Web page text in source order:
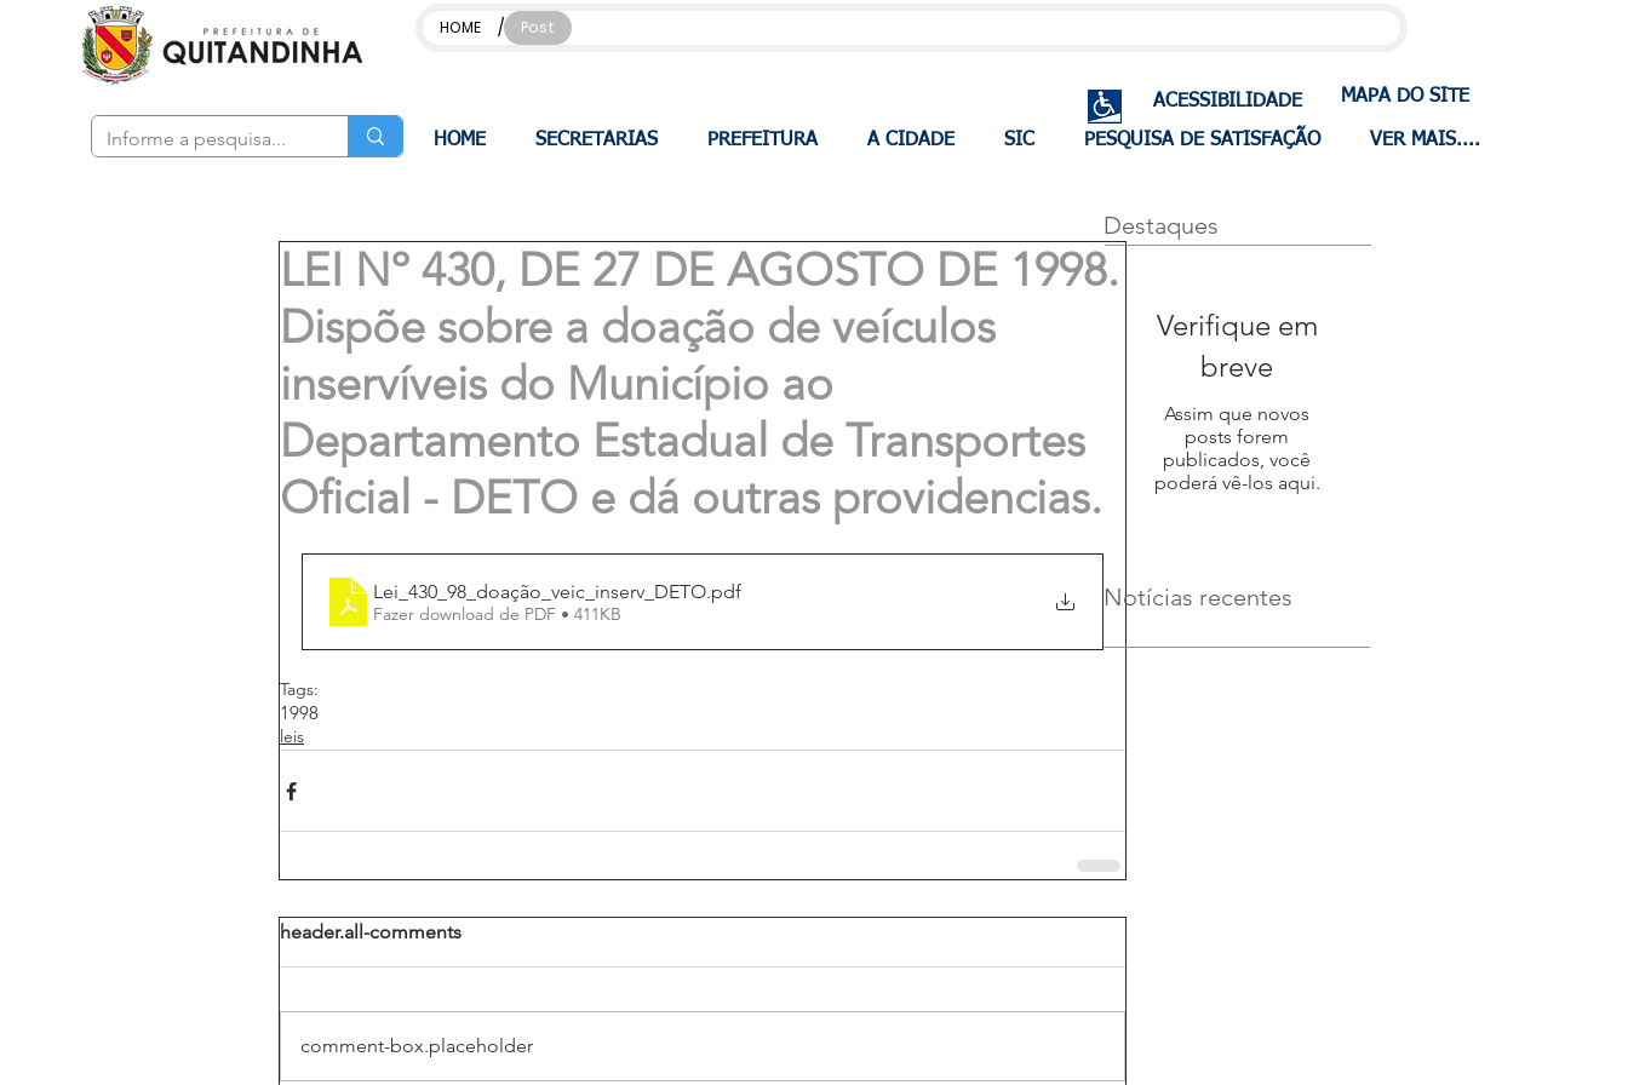
HOME / Post
ACESSIBILIDADE MAPA DO SITE
HOME SECRETARIAS PREFEITURA A CIDADE SIC PESQUISA DE SATISFAÇÃO VER MAIS....
LEI Nº 430, DE 27 DE AGOSTO DE 1998.
Dispõe sobre a doação de veículos
inservíveis do Município ao
Departamento Estadual de Transportes
Oficial - DETO e dá outras providencias.
Lei_430_98_doação_veic_inserv_DETO.pdf
Fazer download de PDF • 411KB
Tags:
1998
leis
header.all-comments
comment-box.placeholder
Destaques
Verifique em
breve
Assim que novos
posts forem
publicados, você
poderá vê-los aqui.
Notícias recentes